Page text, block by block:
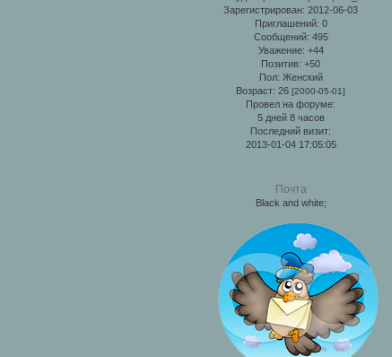
Зарегистрирован: 2012-06-03
Приглашений: 0
Сообщений: 495
Уважение: +44
Позитив: +50
Пол: Женский
Возраст: 26[2000-05-01]
Провел на форуме:
5 дней 8 часов
Последний визит:
2013-01-04 17:05:05
Почта
Black and white;